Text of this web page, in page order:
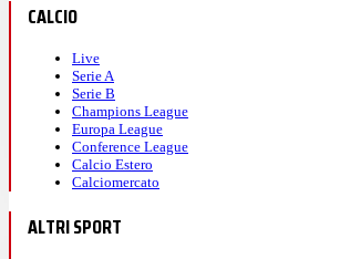
CALCIO
Live
Serie A
Serie B
Champions League
Europa League
Conference League
Calcio Estero
Calciomercato
ALTRI SPORT